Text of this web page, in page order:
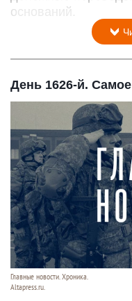
оснований.
День 1626-й.
Главные новости. Хроника.
Altapress.ru.